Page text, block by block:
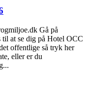
Gå på
at se dig på Hotel OCC
offentlige så tryk her
eller er du